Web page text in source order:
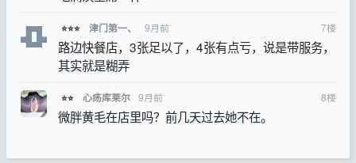
⭐⭐⭐ 津门第一、 9月前 7楼
路边快餐店，3张足以了，4张有点亏，说是带服务，
其实就是糊弄
⭐⭐ 心疡库莱尔 9月前 8楼
微胖黄毛在店里吗？前几天过去她不在。